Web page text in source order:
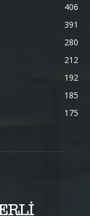
406
391
280
212
192
185
175